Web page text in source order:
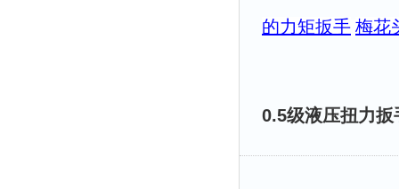
的力矩扳手 梅花
0.5级液压扭力